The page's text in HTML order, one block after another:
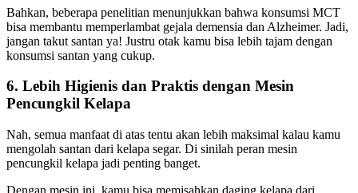
Bahkan, beberapa penelitian menunjukkan bahwa konsumsi MCT
bisa membantu memperlambat gejala demensia dan Alzheimer. Jadi,
jangan takut santan ya! Justru otak kamu bisa lebih tajam dengan
konsumsi santan yang cukup.
6. Lebih Higienis dan Praktis dengan Mesin
Pencungkil Kelapa
Nah, semua manfaat di atas tentu akan lebih maksimal kalau kamu
mengolah santan dari kelapa segar. Di sinilah peran mesin
pencungkil kelapa jadi penting banget.